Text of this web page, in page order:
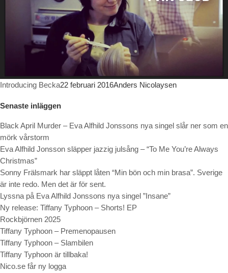
Introducing Becka22 februari 2016Anders Nicolaysen
Senaste inläggen
Black April Murder – Eva Alfhild Jonssons nya singel slår ner som en
mörk vårstorm
Eva Alfhild Jonsson släpper jazzig julsång – “To Me You’re Always
Christmas”
Sonny Frälsmark har släppt låten “Min bön och min brasa”. Sverige
är inte redo. Men det är för sent.
Lyssna på Eva Alfhild Jonssons nya singel ”Insane”
Ny release: Tiffany Typhoon – Shorts! EP
Rockbjörnen 2025
Tiffany Typhoon – Premenopausen
Tiffany Typhoon – Slambilen
Tiffany Typhoon är tillbaka!
Nico.se får ny logga